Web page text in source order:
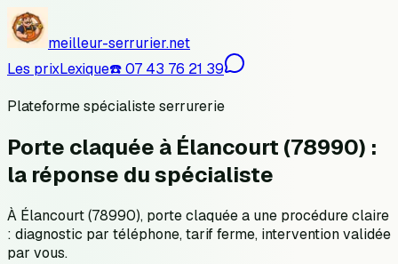
meilleur-serrurier.net
Les prixLexique☎️07 43 76 21 39
Plateforme spécialiste serrurerie
Porte claquée à Élancourt (78990) :
la réponse du spécialiste
À Élancourt (78990), porte claquée a une procédure claire
: diagnostic par téléphone, tarif ferme, intervention validée
par vous.